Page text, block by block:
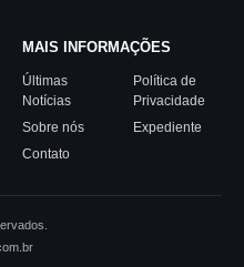
MAIS INFORMAÇÕES
Últimas
Notícias
Sobre nós
Contato
Política de
Privacidade
Expediente